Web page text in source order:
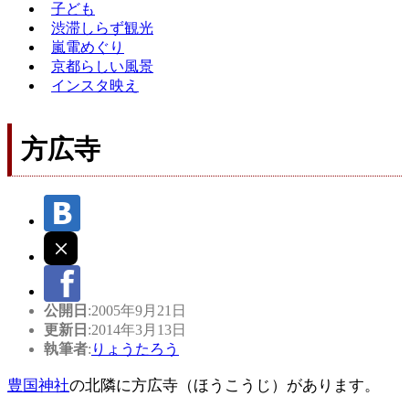
子ども
渋滞しらず観光
嵐電めぐり
京都らしい風景
インスタ映え
方広寺
公開日 :2005年9月21日
更新日 :2014年3月13日
執筆者: りょうたろう
豊国神社の北隣に方広寺（ほうこうじ）があります。